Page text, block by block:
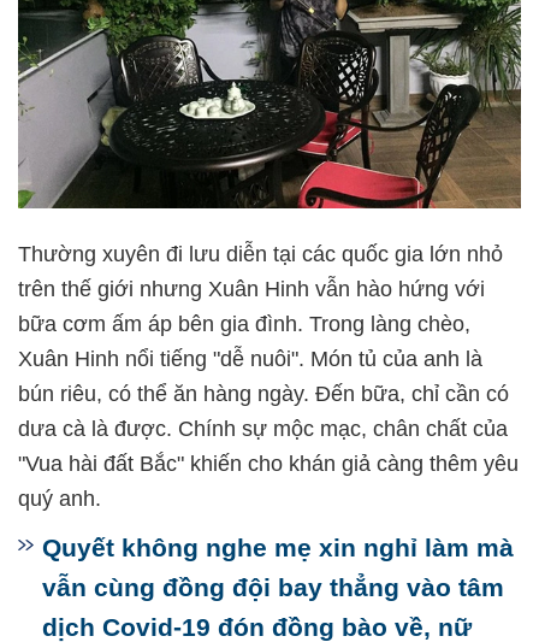
Thường xuyên đi lưu diễn tại các quốc gia lớn nhỏ
trên thế giới nhưng Xuân Hinh vẫn hào hứng với
bữa cơm ấm áp bên gia đình. Trong làng chèo,
Xuân Hinh nổi tiếng "dễ nuôi". Món tủ của anh là
bún riêu, có thể ăn hàng ngày. Đến bữa, chỉ cần có
dưa cà là được. Chính sự mộc mạc, chân chất của
"Vua hài đất Bắc" khiến cho khán giả càng thêm yêu
quý anh.
Quyết không nghe mẹ xin nghỉ làm mà
vẫn cùng đồng đội bay thẳng vào tâm
dịch Covid-19 đón đồng bào về, nữ